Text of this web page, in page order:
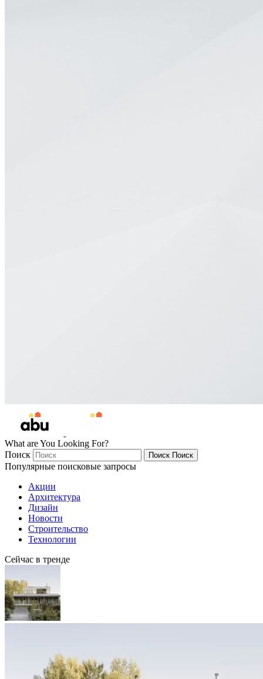
What are You Looking For?
Поиск
Поиск Поиск
Популярные поисковые запросы
Акции
Архитектура
Дизайн
Новости
Строительство
Технологии
Сейчас в тренде